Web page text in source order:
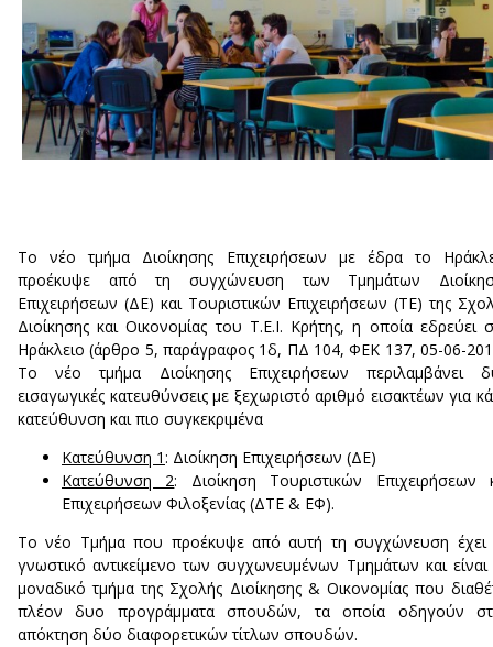
Το νέο τμήμα Διοίκησης Επιχειρήσεων με έδρα το
προέκυψε από τη συγχώνευση των Τμημάτων
Επιχειρήσεων (ΔΕ) και Τουριστικών Επιχειρήσεων (ΤΕ) της
Διοίκησης και Οικονομίας του Τ.Ε.Ι. Κρήτης, η οποία εδρεύει
Ηράκλειο (άρθρο 5, παράγραφος 1δ, ΠΔ 104, ΦΕΚ 137, 05-06-
Το νέο τμήμα Διοίκησης Επιχειρήσεων περιλαμβάνει
εισαγωγικές κατευθύνσεις με ξεχωριστό αριθμό εισακτέων για
κατεύθυνση και πιο συγκεκριμένα
Κατεύθυνση 1: Διοίκηση Επιχειρήσεων (ΔΕ)
Κατεύθυνση 2: Διοίκηση Τουριστικών Επιχειρήσεων
Επιχειρήσεων Φιλοξενίας (ΔΤΕ & ΕΦ).
Το νέο Τμήμα που προέκυψε από αυτή τη συγχώνευση έχει
γνωστικό αντικείμενο των συγχωνευμένων Τμημάτων και είναι
μοναδικό τμήμα της Σχολής Διοίκησης & Οικονομίας που
πλέον δυο προγράμματα σπουδών, τα οποία οδηγούν
απόκτηση δύο διαφορετικών τίτλων σπουδών.